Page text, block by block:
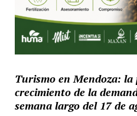
Turismo en Mendoza:
crecimiento de la
semana largo del 17 de